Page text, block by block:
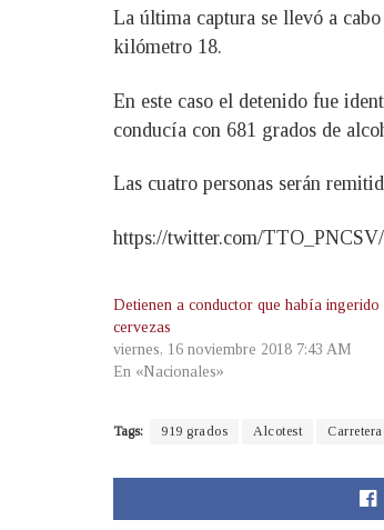
La última captura se llevó a
kilómetro 18.
En este caso el detenido fue
conducía con 681 grados de
Las cuatro personas serán
https://twitter.com/
Detienen a conductor que había ingerido
cervezas
viernes, 16 noviembre 2018 7:43 AM
En «Nacionales»
Tags: 919 grados Alcotest